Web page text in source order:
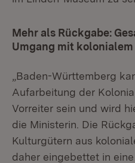
Mehr als Rückgabe:
Umgang mit kolonialem
„Baden-Württemberg
Aufarbeitung der
Vorreiter sein und wird
die Ministerin. Die
Kulturgütern aus
daher eingebettet in